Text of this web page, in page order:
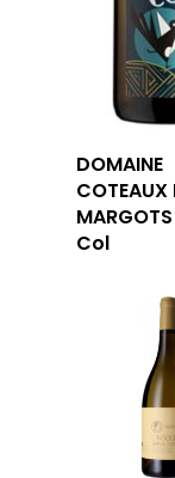
DOMAINE
COTEAUX
Col